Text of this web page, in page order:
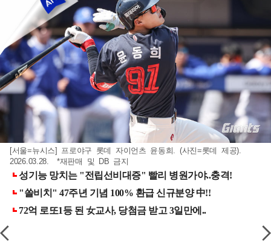
[서울=뉴시스] 프로야구 롯데 자이언츠 윤동희. (사진=롯데 제공).
2026.03.28. *재판매 및 DB 금지